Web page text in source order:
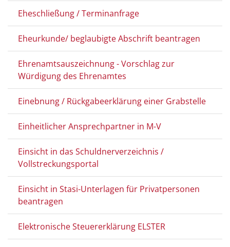
Eheschließung / Terminanfrage
Eheurkunde/ beglaubigte Abschrift beantragen
Ehrenamtsauszeichnung - Vorschlag zur
Würdigung des Ehrenamtes
Einebnung / Rückgabeerklärung einer Grabstelle
Einheitlicher Ansprechpartner in M-V
Einsicht in das Schuldnerverzeichnis /
Vollstreckungsportal
Einsicht in Stasi-Unterlagen für Privatpersonen
beantragen
Elektronische Steuererklärung ELSTER